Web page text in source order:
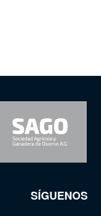
SÍGUENOS